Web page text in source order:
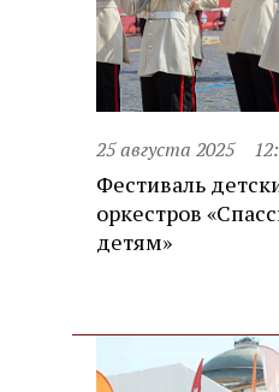
25 августа 2025
Фестиваль
оркестров
детям»